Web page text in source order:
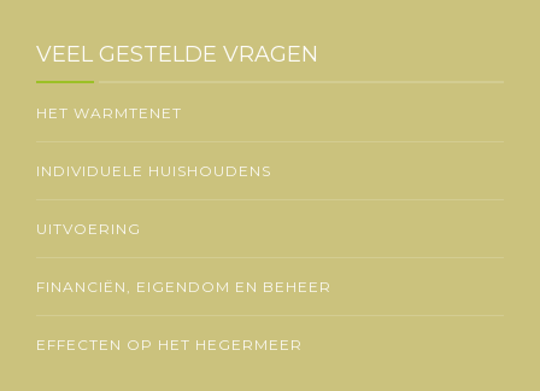
VEEL GESTELDE VRAGEN
HET WARMTENET
INDIVIDUELE HUISHOUDENS
UITVOERING
FINANCIËN, EIGENDOM EN BEHEER
EFFECTEN OP HET HEGERMEER